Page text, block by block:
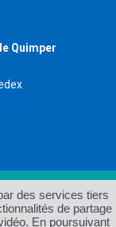
Quimper
site
: non conforme
des services tiers
de partage
En poursuivant